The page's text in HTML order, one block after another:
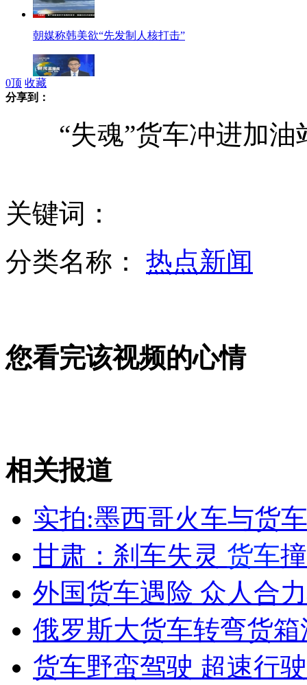
朝媒称韩美欲“先发制人核打击”
美国推迟洲际导弹试射试验
郑州公交车行驶中连遭神秘枪击
"鱼坚强"两年漂流八千公里堪称奇迹
山西运城恶犬咬伤多人 警民合力深夜将其击毙
女孩北京地铁殴打老人 痛下狠手拳打脚踢
无痛分娩是否安全 医生回应
外交部：反对强权政治霸凌主义
0顶 收藏
分享到：
“失魂”货车冲进加油
关键词：
分类名称： 热点新闻
您看完该视频的心情
相关报道
实拍:墨西哥火车与货
甘肃：刹车失灵 货车
外国货车遇险 众人合
俄罗斯大货车转弯货
货车野蛮驾驶 超速行